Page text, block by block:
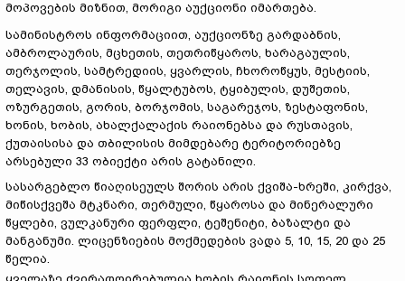
მოპოვების მიზნით, მორიგი აუქციონი იმართება.
სამინისტროს ინფორმაციით, აუქციონზე გარდაბნის,
ამბროლაურის, მცხეთის, თეთრიწყაროს, ხარაგაულის,
თერჯოლის, სამტრედიის, ყვარლის, ჩხოროწყუს, მესტიის,
თელავის, დმანისის, წყალტუბოს, ტყიბულის, დუშეთის,
ოზურგეთის, გორის, ბორჯომის, საგარეჯოს, ზესტაფონის,
ხონის, ხობის, ახალქალაქის რაიონებსა და რუსთავის,
ქუთაისისა და თბილისის მიმდებარე ტერიტორიებზე
არსებული 33 ობიექტი არის გატანილი.
სასარგებლო წიაღისეულს შორის არის ქვიშა-ხრეში, კირქვა,
მიწისქვეშა მტკნარი, თერმული, წყაროსა და მინერალური
წყლები, ვულკანური ფერფლი, ტეშენიტი, ბაზალტი და
მანგანუმი. ლიცენზიების მოქმედების ვადა 5, 10, 15, 20 და 25
წელია.